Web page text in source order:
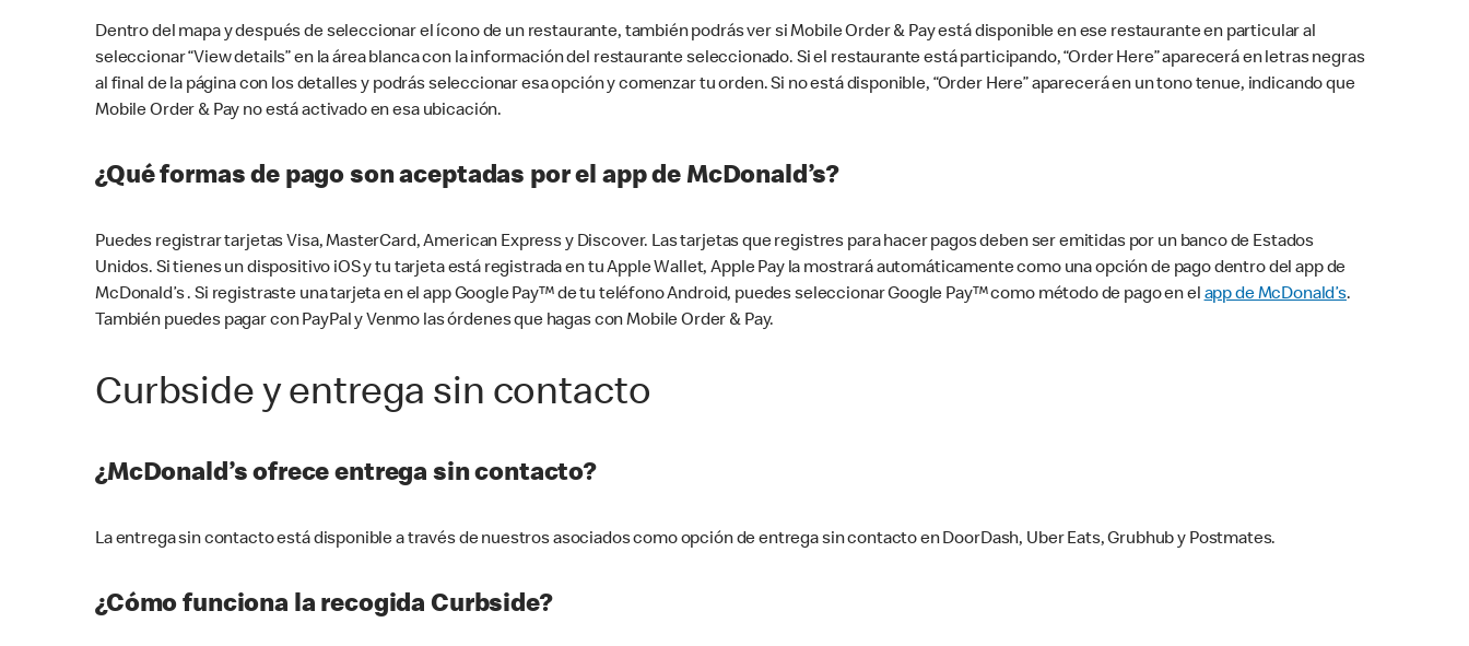
Dentro del mapa y después de seleccionar el ícono de un restaurante, también podrás ver si Mobile Order & Pay está disponible en ese restaurante en particular al
seleccionar “View details” en la área blanca con la información del restaurante seleccionado. Si el restaurante está participando, “Order Here” aparecerá en letras negras
al final de la página con los detalles y podrás seleccionar esa opción y comenzar tu orden. Si no está disponible, “Order Here” aparecerá en un tono tenue, indicando que
Mobile Order & Pay no está activado en esa ubicación.
¿Qué formas de pago son aceptadas por el app de McDonald’s?
Puedes registrar tarjetas Visa, MasterCard, American Express y Discover. Las tarjetas que registres para hacer pagos deben ser emitidas por un banco de Estados
Unidos. Si tienes un dispositivo iOS y tu tarjeta está registrada en tu Apple Wallet, Apple Pay la mostrará automáticamente como una opción de pago dentro del app de
McDonald’s . Si registraste una tarjeta en el app Google Pay™ de tu teléfono Android, puedes seleccionar Google Pay™ como método de pago en elapp de McDonald’s.
También puedes pagar con PayPal y Venmo las órdenes que hagas con Mobile Order & Pay.
Curbside y entrega sin contacto
¿McDonald’s ofrece entrega sin contacto?
La entrega sin contacto está disponible a través de nuestros asociados como opción de entrega sin contacto en DoorDash, Uber Eats, Grubhub y Postmates.
¿Cómo funciona la recogida Curbside?